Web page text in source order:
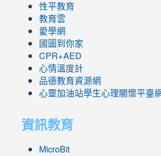
性平教育
教育雲
愛學網
國圖到你家
CPR+AED
心情溫度計
品德教育資源網
心靈加油站學生心理關懷平臺
資訊教育
MicroBit